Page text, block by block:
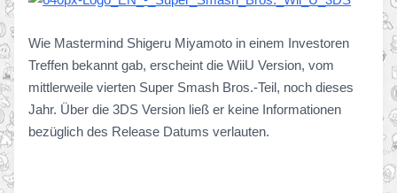
Wie Mastermind Shigeru Miyamoto in einem Investoren
Treffen bekannt gab, erscheint die WiiU Version, vom
mittlerweile vierten Super Smash Bros.-Teil, noch dieses
Jahr. Über die 3DS Version ließ er keine Informationen
bezüglich des Release Datums verlauten.